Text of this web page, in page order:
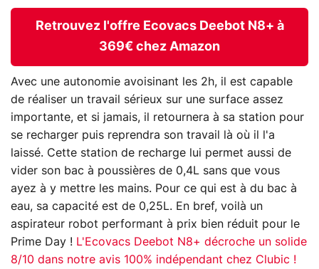
Retrouvez l'offre Ecovacs Deebot N8+ à
369€ chez Amazon
Avec une autonomie avoisinant les 2h, il est capable
de réaliser un travail sérieux sur une surface assez
importante, et si jamais, il retournera à sa station pour
se recharger puis reprendra son travail là où il l'a
laissé. Cette station de recharge lui permet aussi de
vider son bac à poussières de 0,4L sans que vous
ayez à y mettre les mains. Pour ce qui est à du bac à
eau, sa capacité est de 0,25L. En bref, voilà un
aspirateur robot performant à prix bien réduit pour le
Prime Day ! L'Ecovacs Deebot N8+ décroche un solide
8/10 dans notre avis 100% indépendant chez Clubic !